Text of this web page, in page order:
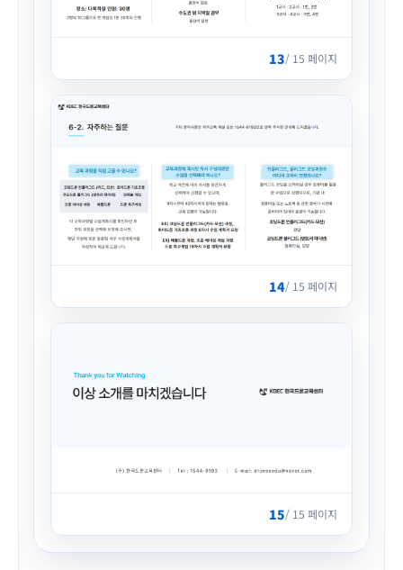
13/ 15 페이지
14/ 15 페이지
15/ 15 페이지